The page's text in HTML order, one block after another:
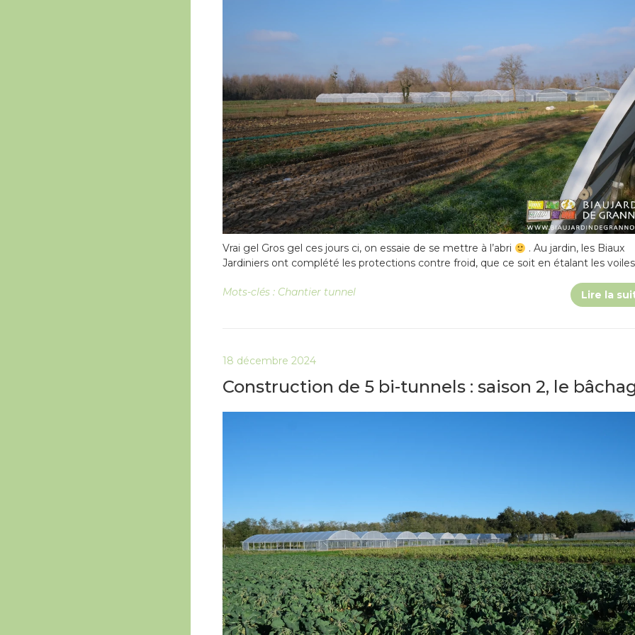
Vrai gel Gros gel ces jours ci, on essaie de se mettre à l’abri
. Au jardin, les Biaux
Jardiniers ont complété les protections contre froid, que ce soit en étalant les
Mots-clés : Chantier tunnel Lire la
18 décembre 2024
Construction de 5 bi-tunnels : saison 2, le